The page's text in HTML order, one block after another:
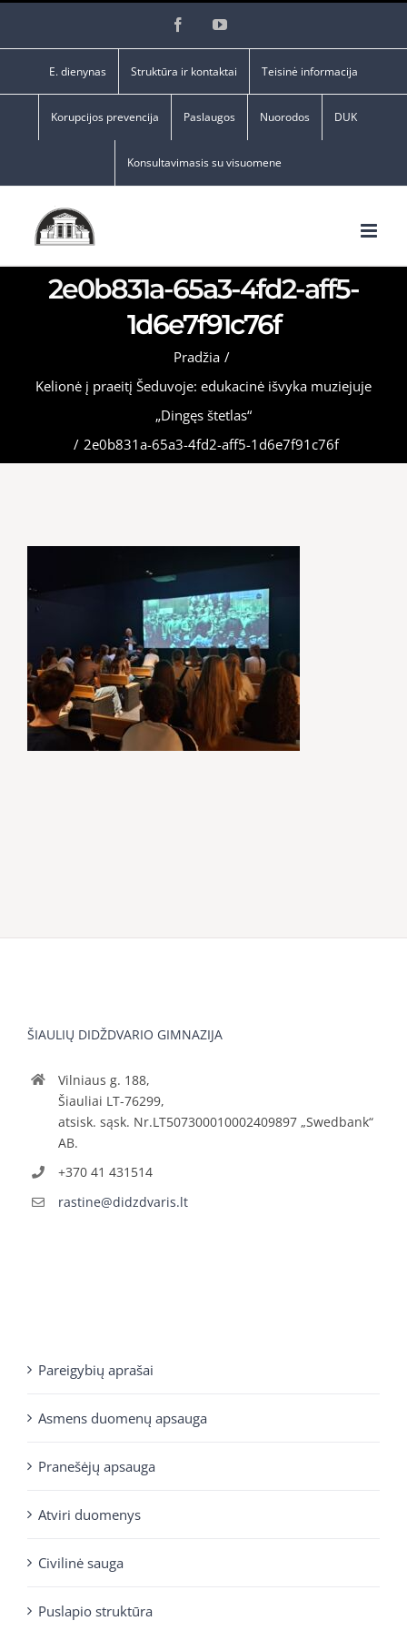
FacebookYouTube
E. dienynas Struktūra ir kontaktai Teisinė informacija
Korupcijos prevencija Paslaugos Nuorodos DUK
Konsultavimasis su visuomene
2e0b831a-65a3-4fd2-aff5-
1d6e7f91c76f
Pradžia /
Kelionė į praeitį Šeduvoje: edukacinė išvyka muziejuje
„Dingęs štetlas“
/ 2e0b831a-65a3-4fd2-aff5-1d6e7f91c76f
ŠIAULIŲ DIDŽDVARIO GIMNAZIJA
Vilniaus g. 188,
Šiauliai LT-76299,
atsisk. sąsk. Nr.LT507300010002409897 „Swedbank“
AB.
+370 41 431514
rastine@didzdvaris.lt
Pareigybių aprašai
Asmens duomenų apsauga
Pranešėjų apsauga
Atviri duomenys
Civilinė sauga
Puslapio struktūra